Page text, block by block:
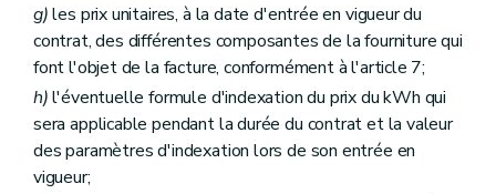
g)les prix unitaires, à la date d'entrée en vigueur du
contrat, des différentes composantes de la fourniture qui
font l'objet de la facture, conformément à l'article 7;
h)l'éventuelle formule d'indexation du prix du kWh qui
sera applicable pendant la durée du contrat et la valeur
des paramètres d'indexation lors de son entrée en
vigueur;